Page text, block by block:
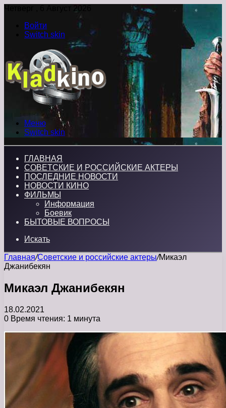
Четверг , 6 Август 2026
Войти
Switch skin
Меню
Switch skin
ГЛАВНАЯ
СОВЕТСКИЕ И РОССИЙСКИЕ АКТЕРЫ
ПОСЛЕДНИЕ НОВОСТИ
НОВОСТИ КИНО
ФИЛЬМЫ
Информация
Боевик
БЫТОВЫЕ ВОПРОСЫ
Искать
Главная/Советские и российские актеры/Микаэл
Джанибекян
Микаэл Джанибекян
18.02.2021
0 Время чтения: 1 минута